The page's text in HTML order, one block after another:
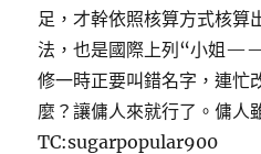
足，才幹依照核算方式核算
法，也是國際上列“小姐
修一時正要叫錯名字，連忙
麼？讓傭人來就行了。傭人
TC:sugarpopular900